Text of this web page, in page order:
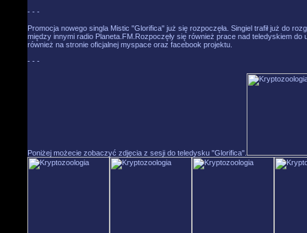
- - -
Promocja nowego singla Mistic "Glorifica" już się rozpoczęła. Singiel trafił już do
między innymi radio Planeta.FM.Rozpoczęły się również prace nad teledyskiem
również na stronie oficjalnej myspace oraz facebook projektu.
- - -
Poniżej możecie zobaczyć zdjęcia z sesji do teledysku "Glorifica".